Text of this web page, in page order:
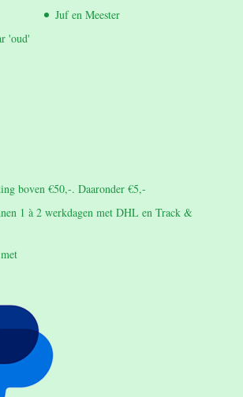
'oud'
Juf en Meester
boven €50,-. Daaronder €5,-
1 à 2 werkdagen met DHL en Track &